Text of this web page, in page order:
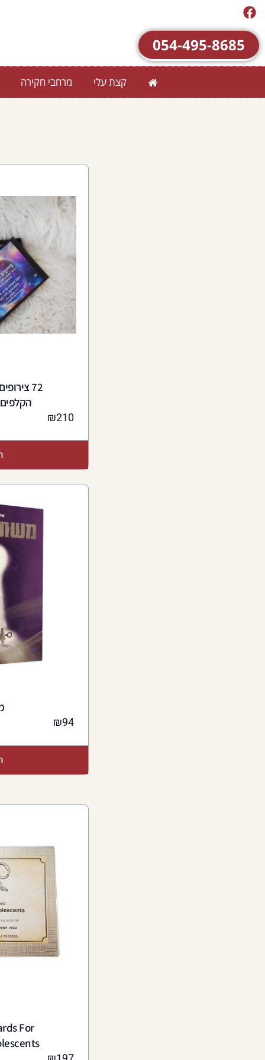
054-495-8685
קצת עלי מרחבי חקירה
72
₪210
₪94
For